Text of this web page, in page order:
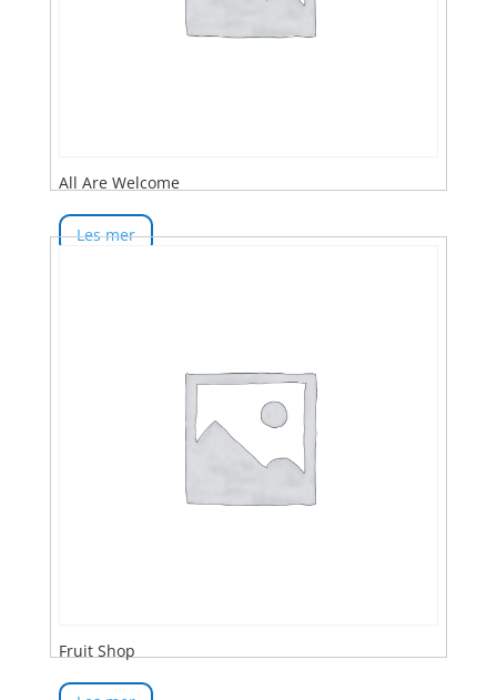
All Are Welcome
Les mer
Fruit Shop